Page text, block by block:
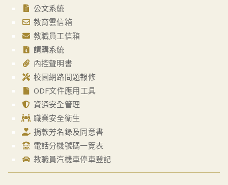
公文系統
教育雲信箱
教職員工信箱
請購系統
內控聲明書
校園網路問題報修
ODF文件應用工具
資通安全管理
職業安全衛生
捐款芳名錄及同意書
電話分機號碼一覽表
教職員汽機車停車登記